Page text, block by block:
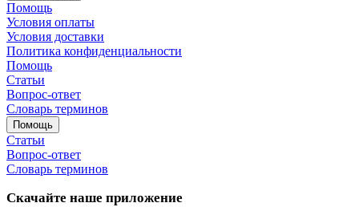
Помощь
Условия оплаты
Условия доставки
Политика конфиденциальности
Помощь
Статьи
Вопрос-ответ
Словарь терминов
Помощь
Статьи
Вопрос-ответ
Словарь терминов
Скачайте наше приложение